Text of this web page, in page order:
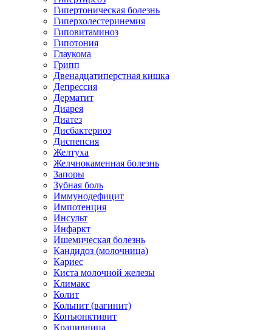
Гипертоническая болезнь
Гиперхолестеринемия
Гиповитаминоз
Гипотония
Глаукома
Грипп
Двенадцатиперстная кишка
Депрессия
Дерматит
Диарея
Диатез
Дисбактериоз
Диспепсия
Желтуха
Желчнокаменная болезнь
Запоры
Зубная боль
Иммунодефицит
Импотенция
Инсульт
Инфаркт
Ишемическая болезнь
Кандидоз (молочница)
Кариес
Киста молочной железы
Климакс
Колит
Кольпит (вагинит)
Конъюнктивит
Крапивница